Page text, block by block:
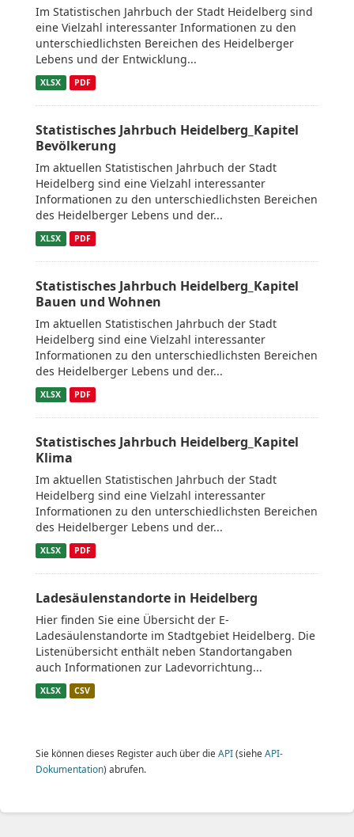
Im Statistischen Jahrbuch der Stadt Heidelberg sind
eine Vielzahl interessanter Informationen zu den
unterschiedlichsten Bereichen des Heidelberger
Lebens und der Entwicklung...
XLSX PDF
Statistisches Jahrbuch Heidelberg_Kapitel
Bevölkerung
Im aktuellen Statistischen Jahrbuch der Stadt
Heidelberg sind eine Vielzahl interessanter
Informationen zu den unterschiedlichsten Bereichen
des Heidelberger Lebens und der...
XLSX PDF
Statistisches Jahrbuch Heidelberg_Kapitel
Bauen und Wohnen
Im aktuellen Statistischen Jahrbuch der Stadt
Heidelberg sind eine Vielzahl interessanter
Informationen zu den unterschiedlichsten Bereichen
des Heidelberger Lebens und der...
XLSX PDF
Statistisches Jahrbuch Heidelberg_Kapitel
Klima
Im aktuellen Statistischen Jahrbuch der Stadt
Heidelberg sind eine Vielzahl interessanter
Informationen zu den unterschiedlichsten Bereichen
des Heidelberger Lebens und der...
XLSX PDF
Ladesäulenstandorte in Heidelberg
Hier finden Sie eine Übersicht der E-
Ladesäulenstandorte im Stadtgebiet Heidelberg. Die
Listenübersicht enthält neben Standortangaben
auch Informationen zur Ladevorrichtung...
XLSX CSV
Sie können dieses Register auch über die API(siehe API-
Dokumentation) abrufen.